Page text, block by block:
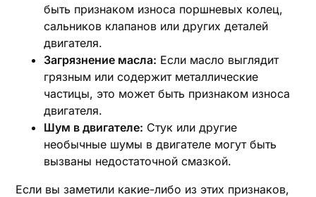
быть признаком износа поршневых колец,
сальников клапанов или других деталей
двигателя.
Загрязнение масла: Если масло выглядит
грязным или содержит металлические
частицы, это может быть признаком износа
двигателя.
Шум в двигателе: Стук или другие
необычные шумы в двигателе могут быть
вызваны недостаточной смазкой.
Если вы заметили какие-либо из этих признаков,